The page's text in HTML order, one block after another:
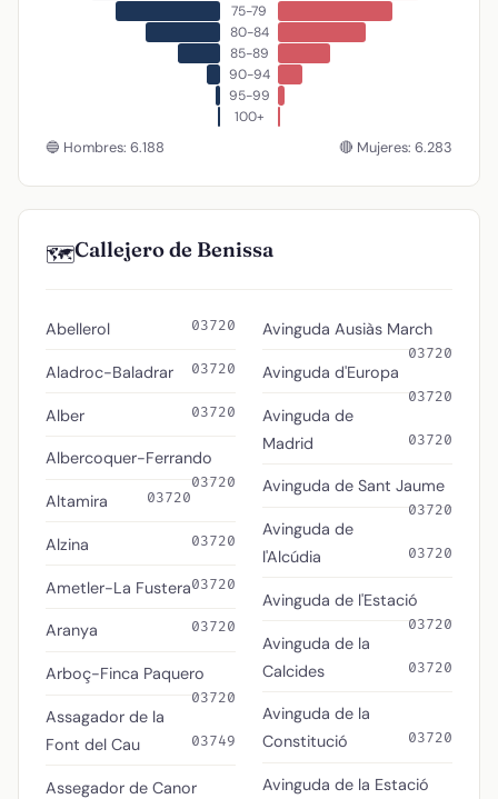
75-79
80-84
85-89
90-94
95-99
100+
🔵 Hombres: 6.188 🔴 Mujeres: 6.283
🗺️Callejero de Benissa
Abellerol 03720
Aladroc-Baladrar 03720
Alber 03720
Albercoquer-Ferrando
03720
Altamira 03720
Alzina 03720
Ametler-La Fustera03720
Aranya 03720
Arboç-Finca Paquero
03720
Assagador de la
Font del Cau
03749
Assegador de Canor
Avinguda Ausiàs March
03720
Avinguda d'Europa
03720
Avinguda de
Madrid
03720
Avinguda de Sant Jaume
03720
Avinguda de
l'Alcúdia
03720
Avinguda de l'Estació
03720
Avinguda de la
Calcides
03720
Avinguda de la
Constitució
03720
Avinguda de la Estació